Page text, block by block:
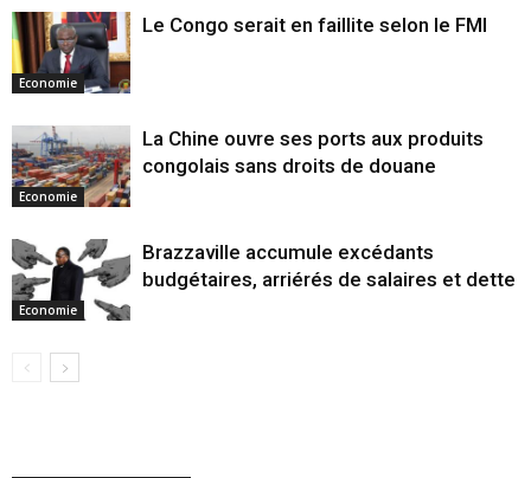
Economie
Le Congo serait en faillite selon le FMI
Economie
La Chine ouvre ses ports aux produits
congolais sans droits de douane
Economie
Brazzaville accumule excédants
budgétaires, arriérés de salaires et dette